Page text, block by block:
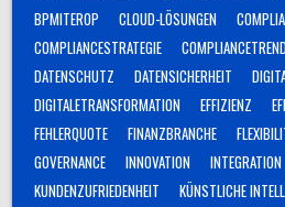
BPMITEROP
CLOUD-LÖSUNGEN
COMPLIANCESTRATEGIE
DATENSCHUTZ
DATENSICHERHEIT
DIGITALETRANSFORMATION
EFFIZIENZ
FEHLERQUOTE
FINANZBRANCHE
GOVERNANCE
INNOVATION INTEGRATION
KUNDENZUFRIEDENHEIT
KÜNSTLICHE